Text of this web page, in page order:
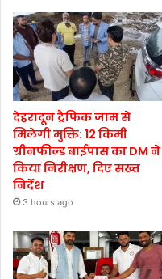
देहरादून ट्रैफिक जाम से
मिलेगी मुक्ति: 12 किमी
ग्रीनफील्ड बाईपास का DM ने
किया निरीक्षण, दिए सख्त
निर्देश
3 hours ago